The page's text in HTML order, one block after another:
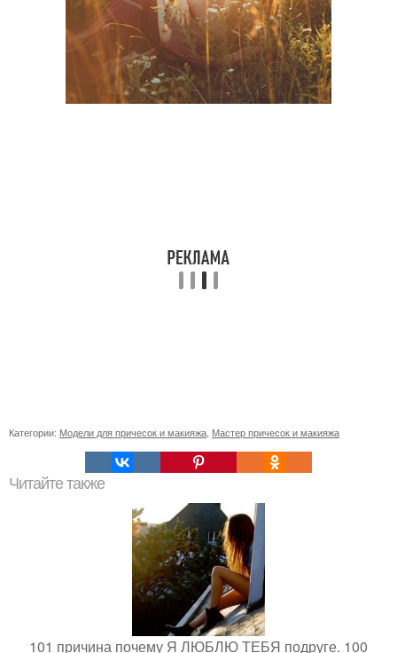
Категории: Модели для причесок и макияжа, Мастер причесок и макияжа
Читайте также
101 причина почему Я ЛЮБЛЮ ТЕБЯ подруге. 100